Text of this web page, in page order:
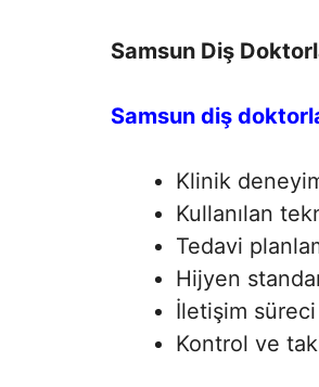
Samsun Diş
Samsun diş
Klinik
Kullanılan
Tedavi
Hijyen
İletişim süreci
Kontrol ve